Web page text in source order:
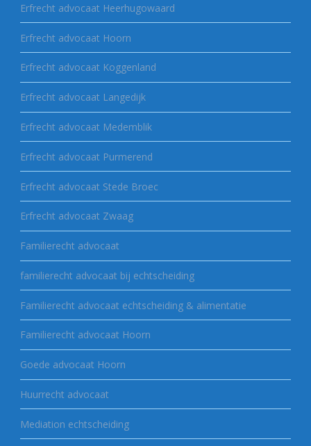
Erfrecht advocaat Heerhugowaard
Erfrecht advocaat Hoorn
Erfrecht advocaat Koggenland
Erfrecht advocaat Langedijk
Erfrecht advocaat Medemblik
Erfrecht advocaat Purmerend
Erfrecht advocaat Stede Broec
Erfrecht advocaat Zwaag
Familierecht advocaat
familierecht advocaat bij echtscheiding
Familierecht advocaat echtscheiding & alimentatie
Familierecht advocaat Hoorn
Goede advocaat Hoorn
Huurrecht advocaat
Mediation echtscheiding